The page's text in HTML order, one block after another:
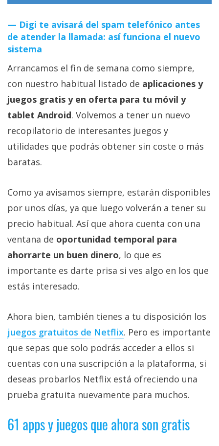
Digi te avisará del spam telefónico antes
de atender la llamada: así funciona el nuevo
sistema
Arrancamos el fin de semana como siempre,
con nuestro habitual listado de aplicaciones y
juegos gratis y en oferta para tu móvil y
tablet Android. Volvemos a tener un nuevo
recopilatorio de interesantes juegos y
utilidades que podrás obtener sin coste o más
baratas.
Como ya avisamos siempre, estarán disponibles
por unos días, ya que luego volverán a tener su
precio habitual. Así que ahora cuenta con una
ventana de oportunidad temporal para
ahorrarte un buen dinero, lo que es
importante es darte prisa si ves algo en los que
estás interesado.
Ahora bien, también tienes a tu disposición los
juegos gratuitos de Netflix‎. Pero es importante
que sepas que solo podrás acceder a ellos si
cuentas con una suscripción a la plataforma, si
deseas probarlos Netflix está ofreciendo una
prueba gratuita nuevamente para muchos.
61 apps y juegos que ahora son gratis